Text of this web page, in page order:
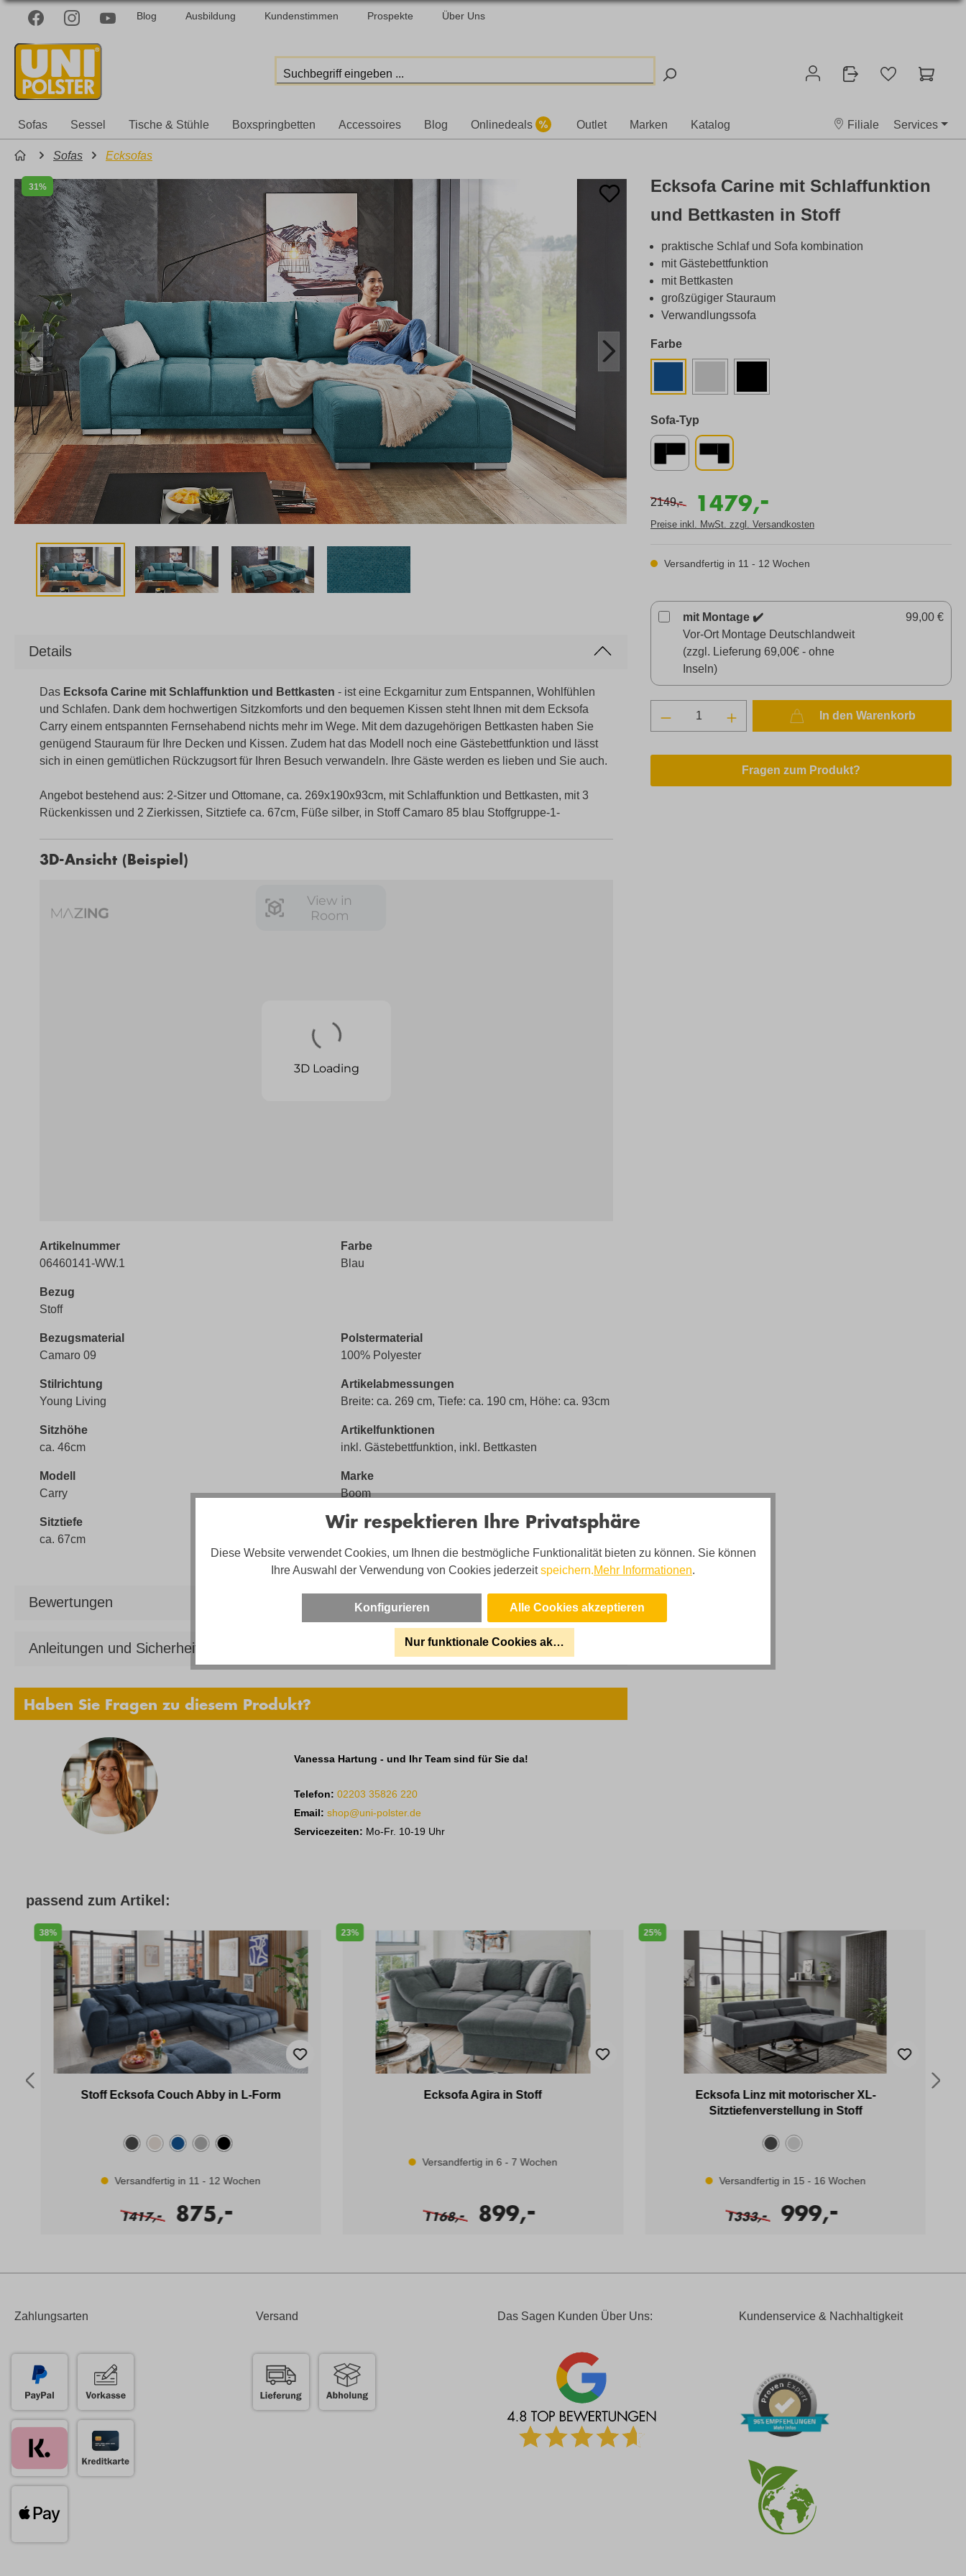
Blog Ausbildung Kundenstimmen Prospekte Über Uns
Sofas Sessel Tische & Stühle Boxspringbetten Accessoires Blog Onlinedeals Outlet Marken Katalog Filiale Services
Sofas Ecksofas
31%
Ecksofa Carine mit Schlaffunktion
und Bettkasten in Stoff
praktische Schlaf und Sofa kombination
mit Gästebettfunktion
mit Bettkasten
großzügiger Stauraum
Verwandlungssofa
Farbe
Sofa-Typ
2149,- 1479,
-
Preise inkl. MwSt. zzgl. Versandkosten
Versandfertig in 11 - 12 Wochen
mit Montage ✔️
Vor-Ort Montage Deutschlandweit
(zzgl. Lieferung 69,00€ - ohne
Inseln)
99,00 €
In den Warenkorb
Fragen zum Produkt?
Details
Das Ecksofa Carine mit Schlaffunktion und Bettkasten - ist eine Eckgarnitur zum Entspannen, Wohlfühlen
und Schlafen. Dank dem hochwertigen Sitzkomforts und den bequemen Kissen steht Ihnen mit dem Ecksofa
Carry einem entspannten Fernsehabend nichts mehr im Wege. Mit dem dazugehörigen Bettkasten haben Sie
genügend Stauraum für Ihre Decken und Kissen. Zudem hat das Modell noch eine Gästebettfunktion und lässt
sich in einen gemütlichen Rückzugsort für Ihren Besuch verwandeln. Ihre Gäste werden es lieben und Sie auch.
Angebot bestehend aus: 2-Sitzer und Ottomane, ca. 269x190x93cm, mit Schlaffunktion und Bettkasten, mit 3
Rückenkissen und 2 Zierkissen, Sitztiefe ca. 67cm, Füße silber, in Stoff Camaro 85 blau Stoffgruppe-1-
3D-Ansicht (Beispiel)
Artikelnummer
06460141-WW.1
Farbe
Blau
Bezug
Stoff
Bezugsmaterial
Camaro 09
Polstermaterial
100% Polyester
Stilrichtung
Young Living
Artikelabmessungen
Breite: ca. 269 cm, Tiefe: ca. 190 cm, Höhe: ca. 93cm
Sitzhöhe
ca. 46cm
Artikelfunktionen
inkl. Gästebettfunktion, inkl. Bettkasten
Modell
Carry
Marke
Boom
Sitztiefe
ca. 67cm
Bewertungen
Anleitungen und Sicherheit
Haben Sie Fragen zu diesem Produkt?
Vanessa Hartung - und Ihr Team sind für Sie da!
Telefon: 02203 35826 220
Email:shop@uni-polster.de
Servicezeiten: Mo-Fr. 10-19 Uhr
passend zum Artikel:
38%
Stoff Ecksofa Couch Abby in L-Form
Versandfertig in 11 - 12 Wochen
1417,- 875,
-
23%
Ecksofa Agira in Stoff
Versandfertig in 6 - 7 Wochen
1168,- 899,
-
25%
Ecksofa Linz mit motorischer XL-
Sitztiefenverstellung in Stoff
Versandfertig in 15 - 16 Wochen
1333,- 999,
-
Zahlungsarten Versand Das Sagen Kunden Über Uns: Kundenservice & Nachhaltigkeit
Wir respektieren Ihre Privatsphäre
Diese Website verwendet Cookies, um Ihnen die bestmögliche Funktionalität bieten zu können. Sie können
Ihre Auswahl der Verwendung von Cookies jederzeitspeichern.Mehr Informationen.
Konfigurieren Alle Cookies akzeptieren
Nur funktionale Cookies akzeptieren